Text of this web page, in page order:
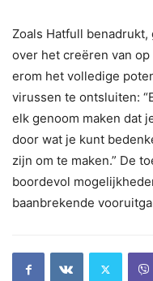
Zoals Hatfull
over het creëren van
erom het volledige
virussen te ontsluiten:
elk genoom maken dat
door wat je kunt
zijn om te maken.” De
boordevol
baanbrekende